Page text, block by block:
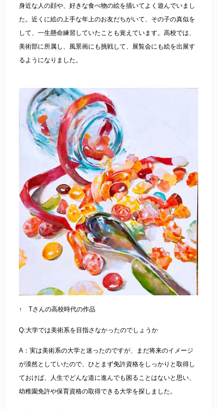
身近な人の顔や、好きな食べ物の絵を描いてよく遊んでいまし
た。近くに絵の上手な年上のお友だちがいて、その子の真似を
して、一生懸命練習していたことも覚えています。高校では、
美術部に所属し、風景画にも挑戦して、展覧会にも絵を出展す
るようになりました。
↑ Tさんの高校時代の作品
Q:大学では美術系を目指さなかったのでしょうか
A：実は美術系の大学と迷ったのですが、まだ将来のイメージ
が漠然としていたので、ひとまず免許資格をしっかりと取得し
ておけば、人生でどんな道に進んでも困ることはないと思い、
幼稚園免許や保育資格の取得できる大学を探しました。